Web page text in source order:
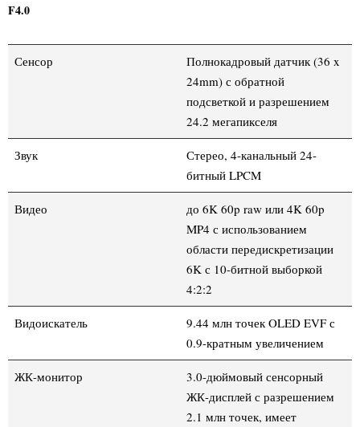
F4.0
Сенсор
Полнокадровый датчик (36 x
24mm) с обратной
подсветкой и разрешением
24.2 мегапикселя
Звук
Стерео, 4-канальный 24-
битный LPCM
Видео
до 6K 60p raw или 4K 60p
MP4 с использованием
области передискретизации
6K с 10-битной выборкой
4:2:2
Видоискатель
9.44 млн точек OLED EVF с
0.9-кратным увеличением
ЖК-монитор
3.0-дюймовый сенсорный
ЖК-дисплей с разрешением
2.1 млн точек, имеет